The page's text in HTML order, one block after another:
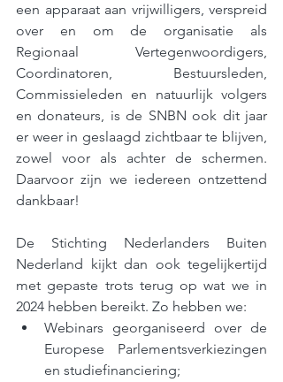
een apparaat aan vrijwilligers, verspreid
over en om de organisatie als
Regionaal Vertegenwoordigers,
Coordinatoren, Bestuursleden,
Commissieleden en natuurlijk volgers
en donateurs, is de SNBN ook dit jaar
er weer in geslaagd zichtbaar te blijven,
zowel voor als achter de schermen.
Daarvoor zijn we iedereen ontzettend
dankbaar!
De Stichting Nederlanders Buiten
Nederland kijkt dan ook tegelijkertijd
met gepaste trots terug op wat we in
2024 hebben bereikt. Zo hebben we:
Webinars georganiseerd over de
Europese Parlementsverkiezingen
en studiefinanciering;